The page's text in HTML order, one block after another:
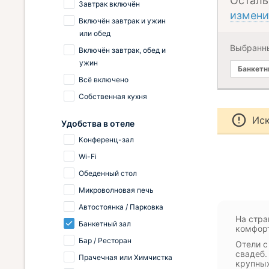
На
Отели
Завтрак включён
Включён завтрак и ужин
или обед
Включён завтрак, обед и
ужин
Всё включено
Собственная кухня
Удобства в отеле
Конференц-зал
Wi-Fi
Обеденный стол
Микроволновая печь
Автостоянка / Парковка
Банкетный зал
Бар / Ресторан
Прачечная или Химчистка